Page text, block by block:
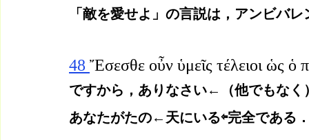
「敵を愛せよ」の言説は，アンビバ
48 Ἔσεσθε οὖν ὑμεῖς τέλειοι ὡς ὁ
ですから，ありなさい←（他でもな
あなたがたの←天にいる⇦完全である